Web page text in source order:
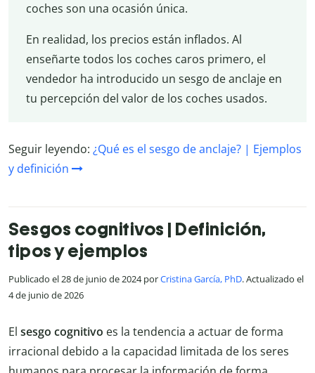
coches son una ocasión única.
En realidad, los precios están inflados. Al
enseñarte todos los coches caros primero, el
vendedor ha introducido un sesgo de anclaje en
tu percepción del valor de los coches usados.
Seguir leyendo: ¿Qué es el sesgo de anclaje? | Ejemplos
y definición
Sesgos cognitivos | Definición,
tipos y ejemplos
Publicado el 28 de junio de 2024 porCristina García, PhD. Actualizado el
4 de junio de 2026
El sesgo cognitivo es la tendencia a actuar de forma
irracional debido a la capacidad limitada de los seres